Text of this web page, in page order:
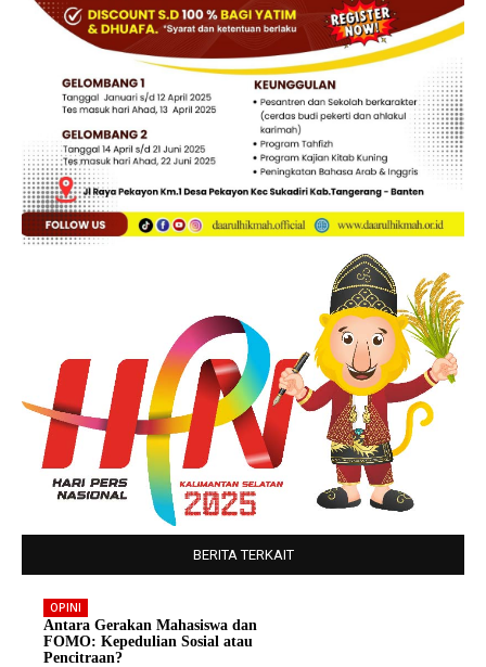
BERITA TERKAIT
OPINI
Antara Gerakan Mahasiswa dan
FOMO: Kepedulian Sosial atau
Pencitraan?